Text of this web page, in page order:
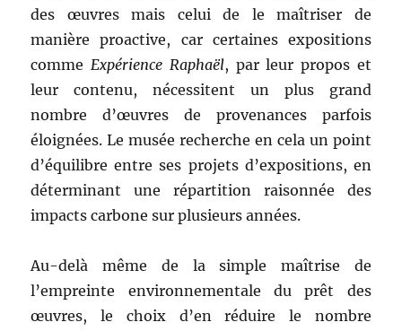
des œuvres mais celui de le maîtriser de
manière proactive, car certaines expositions
commeExpérience Raphaël, par leur propos et
leur contenu, nécessitent un plus grand
nombre d’œuvres de provenances parfois
éloignées. Le musée recherche en cela un point
d’équilibre entre ses projets d’expositions, en
déterminant une répartition raisonnée des
impacts carbone sur plusieurs années.
Au-delà même de la simple maîtrise de
l’empreinte environnementale du prêt des
œuvres, le choix d’en réduire le nombre